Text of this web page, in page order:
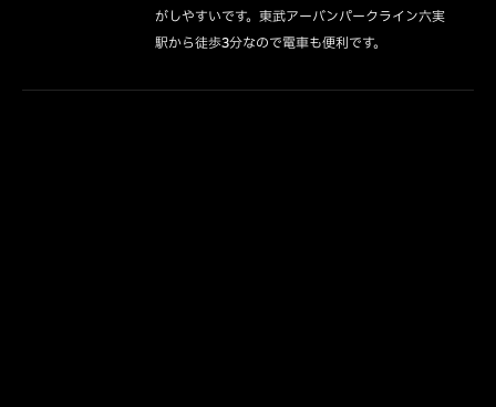
がしやすいです。東武アーバンパークライン六実
駅から徒歩3分なので電車も便利です。